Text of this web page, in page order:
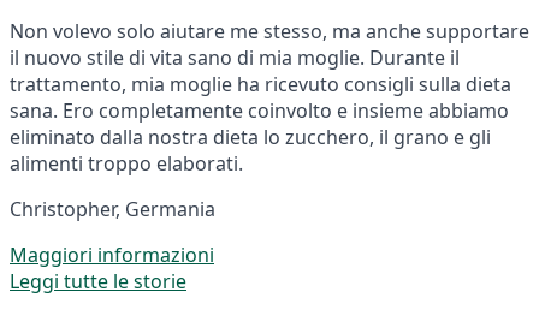
Non volevo solo aiutare me stesso, ma anche supportare
il nuovo stile di vita sano di mia moglie. Durante il
trattamento, mia moglie ha ricevuto consigli sulla dieta
sana. Ero completamente coinvolto e insieme abbiamo
eliminato dalla nostra dieta lo zucchero, il grano e gli
alimenti troppo elaborati.
Christopher, Germania
Maggiori informazioni
Leggi tutte le storie